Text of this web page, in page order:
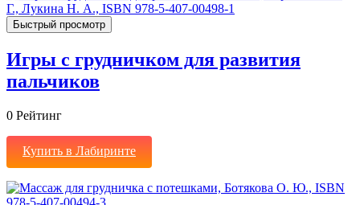
Быстрый просмотр
Игры с грудничком для развития
пальчиков
0 Рейтинг
Купить в Лабиринте